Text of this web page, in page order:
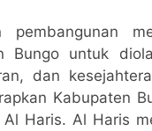
pembangunan
Bungo untuk
dan
Kabupaten
Al Haris. Al Haris